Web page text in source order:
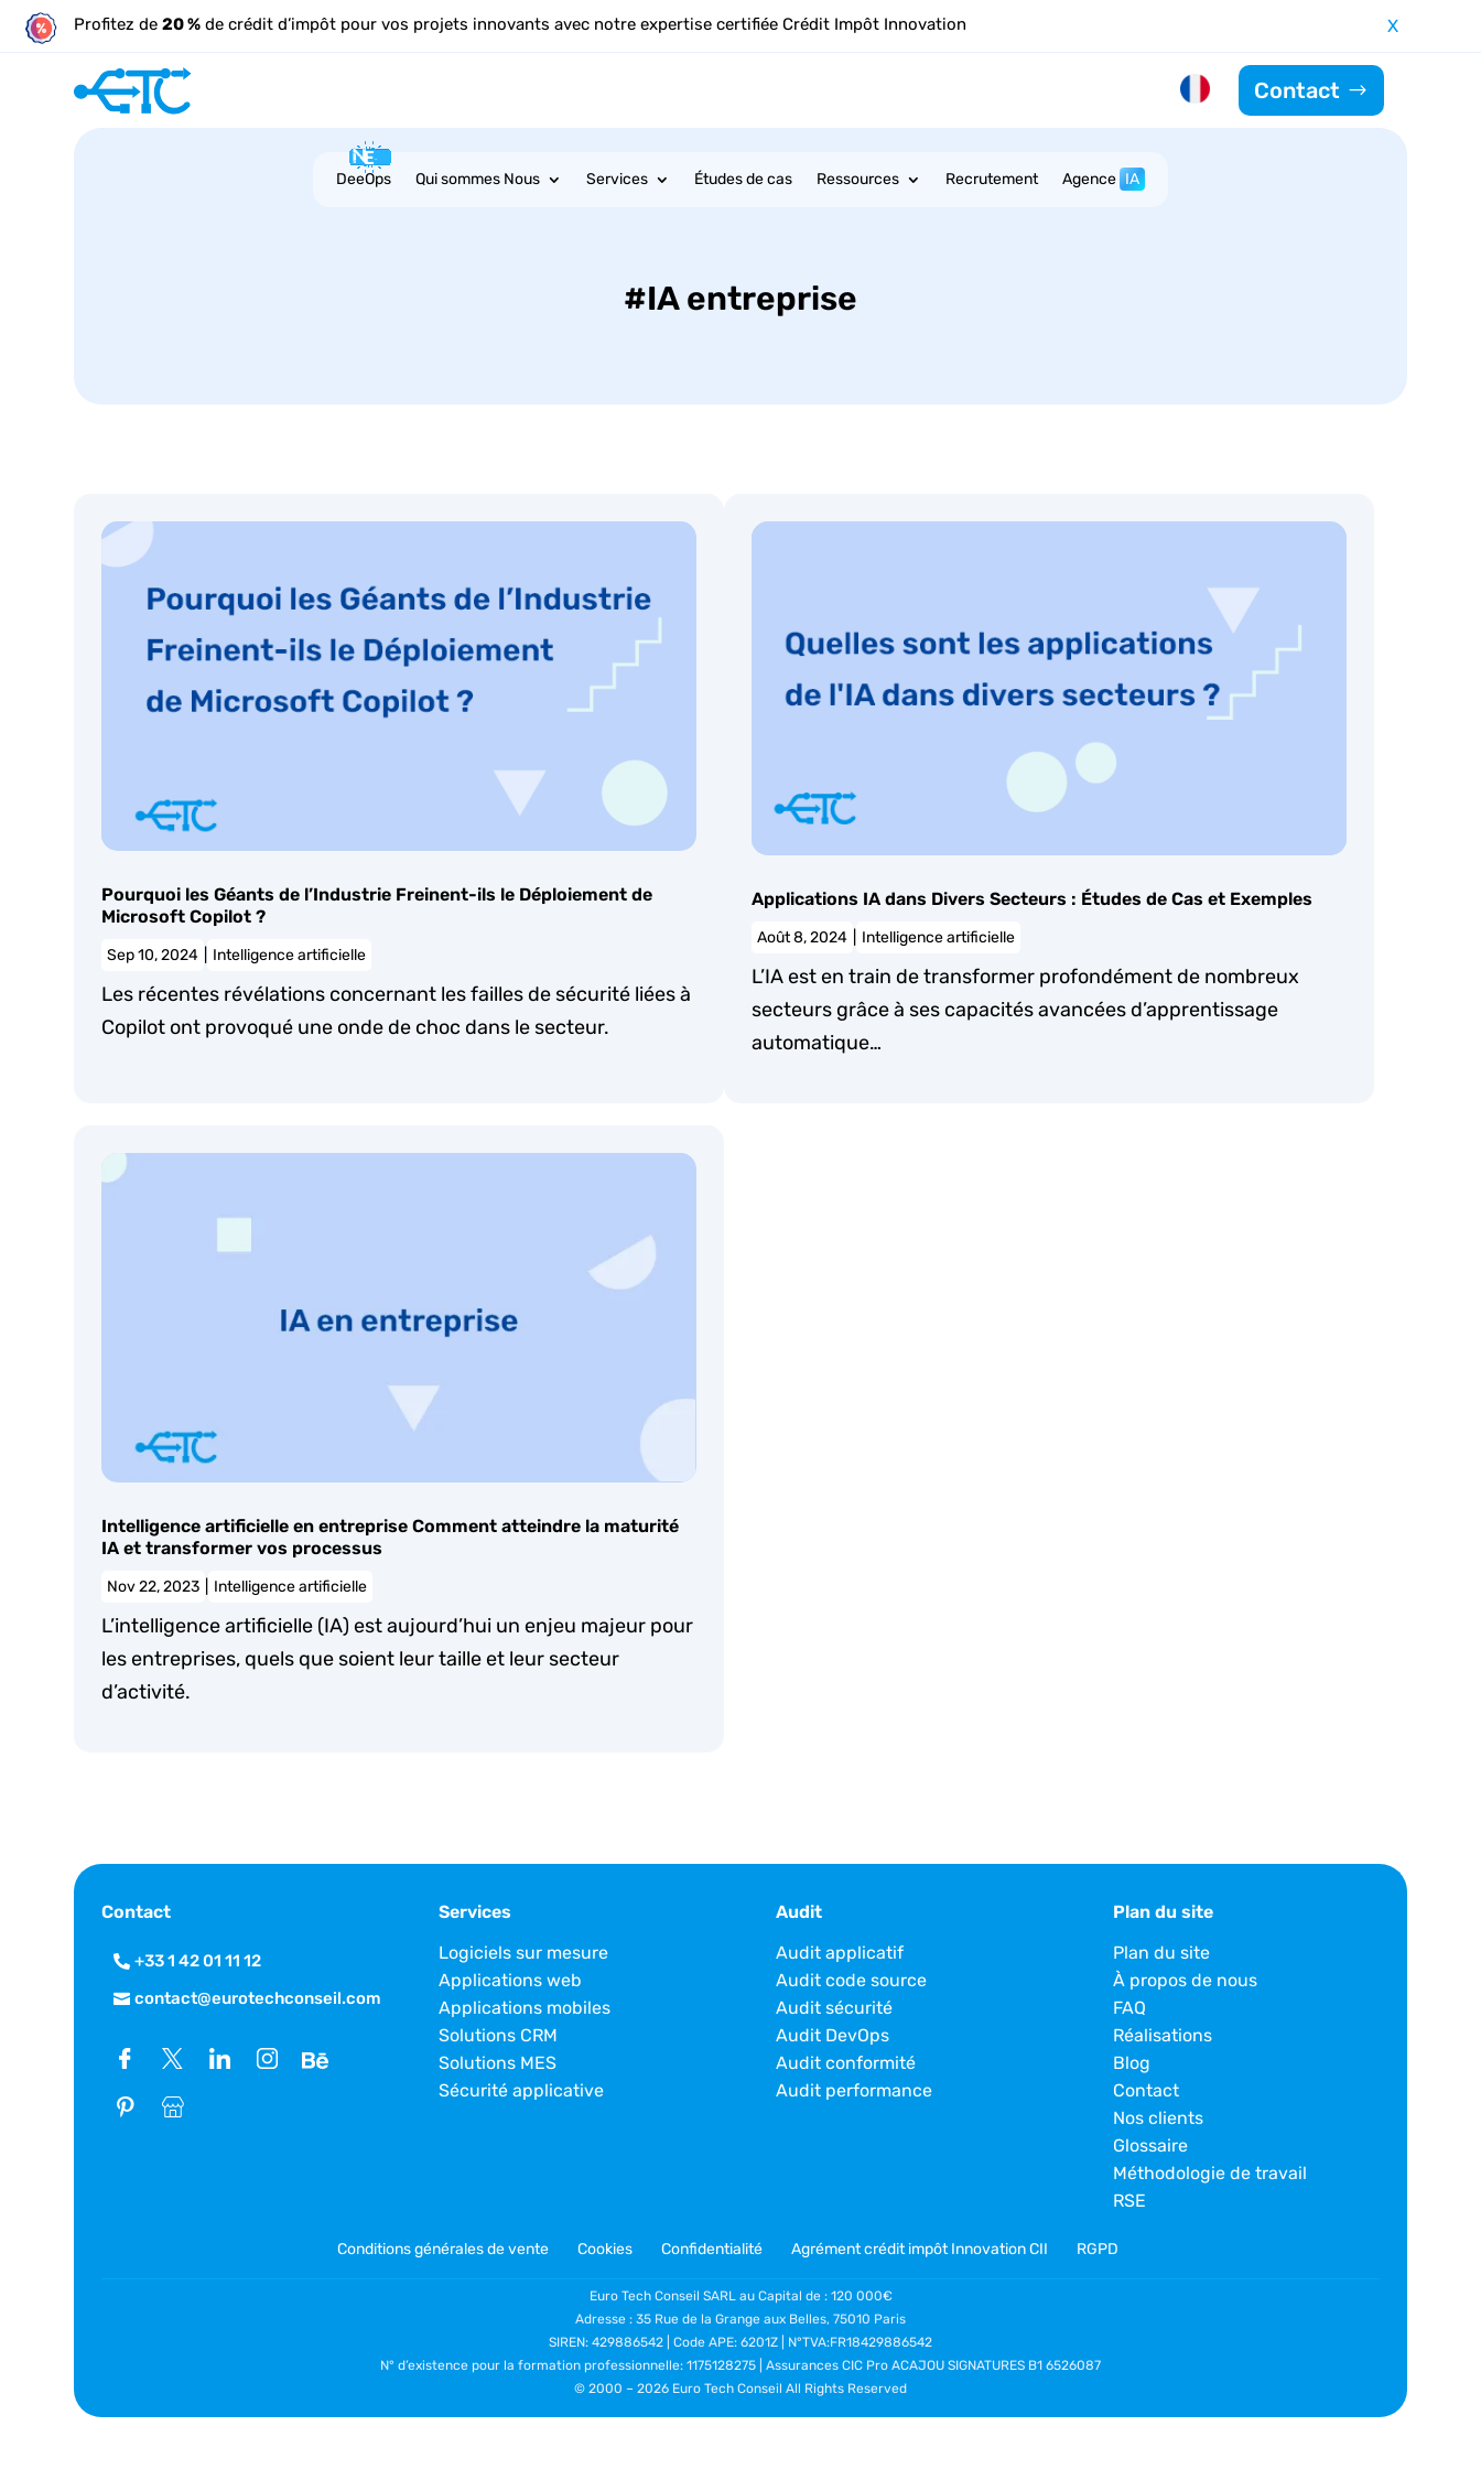
Profitez de20 % de crédit d’impôt pour vos projets innovants avec notre expertise certifiée Crédit Impôt Innovation X
Contact
DeeOps Qui sommes Nous Services Études de cas Ressources Recrutement Agence IA
#IA entreprise
Pourquoi les Géants de l’Industrie Freinent-ils le Déploiement de
Microsoft Copilot ?
Sep 10, 2024 Intelligence artificielle
Les récentes révélations concernant les failles de sécurité liées à
Copilot ont provoqué une onde de choc dans le secteur.
Applications IA dans Divers Secteurs : Études de Cas et Exemples
Août 8, 2024 Intelligence artificielle
L’IA est en train de transformer profondément de nombreux
secteurs grâce à ses capacités avancées d’apprentissage
automatique…
Intelligence artificielle en entreprise Comment atteindre la maturité
IA et transformer vos processus
Nov 22, 2023 Intelligence artificielle
L’intelligence artificielle (IA) est aujourd’hui un enjeu majeur pour
les entreprises, quels que soient leur taille et leur secteur
d’activité.
Contact
+33 1 42 01 11 12
contact@eurotechconseil.com
Services
Logiciels sur mesure
Applications web
Applications mobiles
Solutions CRM
Solutions MES
Sécurité applicative
Audit
Audit applicatif
Audit code source
Audit sécurité
Audit DevOps
Audit conformité
Audit performance
Plan du site
Plan du site
À propos de nous
FAQ
Réalisations
Blog
Contact
Nos clients
Glossaire
Méthodologie de travail
RSE
Conditions générales de vente Cookies Confidentialité Agrément crédit impôt Innovation CII RGPD
Euro Tech Conseil SARL au Capital de : 120 000€
Adresse : 35 Rue de la Grange aux Belles, 75010 Paris
SIREN: 429886542 | Code APE: 6201Z | N°TVA:FR18429886542
N° d’existence pour la formation professionnelle: 1175128275 | Assurances CIC Pro ACAJOU SIGNATURES B1 6526087
© 2000 – 2026 Euro Tech Conseil All Rights Reserved